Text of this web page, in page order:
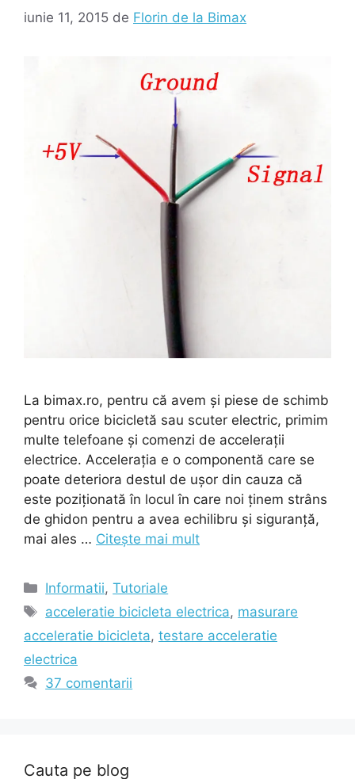
iunie 11, 2015 de Florin de la Bimax
La bimax.ro, pentru că avem și piese de schimb
pentru orice bicicletă sau scuter electric, primim
multe telefoane și comenzi de accelerații
electrice. Accelerația e o componentă care se
poate deteriora destul de ușor din cauza că
este poziționată în locul în care noi ținem strâns
de ghidon pentru a avea echilibru și siguranță,
mai ales … Citește mai mult
Categorii
Informatii,Tutoriale
Etichete
acceleratie bicicleta electrica, masurare
acceleratie bicicleta, testare acceleratie
electrica
37 comentarii
Cauta pe blog